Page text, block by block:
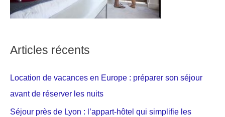
Articles récents
Location de vacances en Europe : préparer son séjour
avant de réserver les nuits
Séjour près de Lyon : l’appart-hôtel qui simplifie les